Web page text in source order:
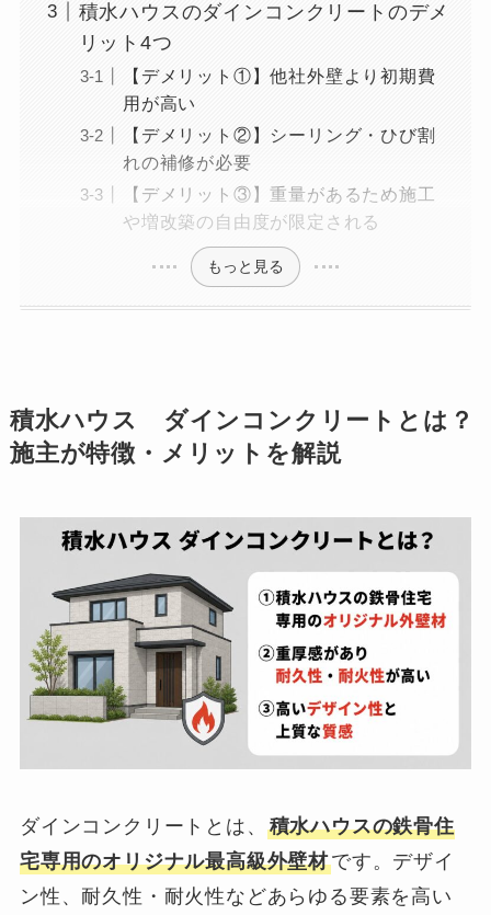
積水ハウスのダインコンクリートのデメ
リット4つ
【デメリット①】他社外壁より初期費
用が高い
【デメリット②】シーリング・ひび割
れの補修が必要
【デメリット③】重量があるため施工
や増改築の自由度が限定される
もっと見る
積水ハウス ダインコンクリートとは？
施主が特徴・メリットを解説
ダインコンクリートとは、 積水ハウスの鉄骨住
宅専用のオリジナル最高級外壁材です。デザイ
ン性、耐久性・耐火性などあらゆる要素を高い